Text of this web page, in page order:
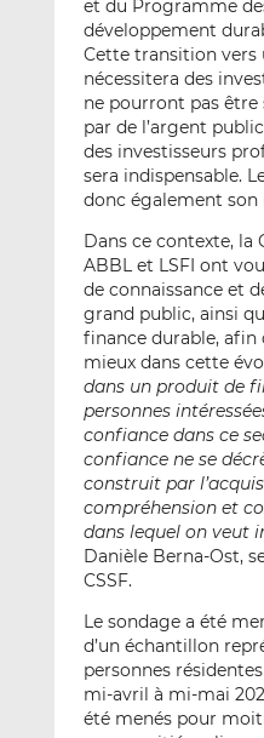
et du Programme
développement
Cette transition vers
nécessitera des
ne pourront pas
par de l’argent
des investisseurs
sera indispensable.
donc également son
Dans ce contexte, la
ABBL et LSFI ont
de connaissance et
grand public, ainsi
finance durable, afin
mieux dans cette
dans un produit de
personnes
confiance dans ce
confiance ne se
construit par
compréhension et
dans lequel on veut
Danièle Berna-Ost,
CSSF.
Le sondage a été
d’un échantillon
personnes
mi-avril à mi-mai
été menés pour